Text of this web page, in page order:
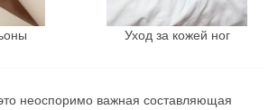
Уход за кожей ног
неоспоримо важная составляющая